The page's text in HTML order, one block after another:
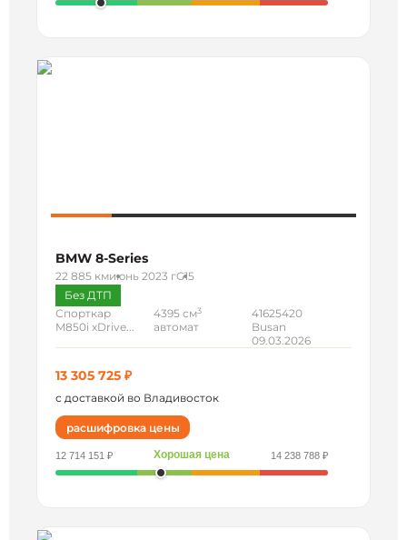
BMW 8-Series
22 885 кмиюнь 2023 гG15
Без ДТП
Спорткар
M850i xDrive...
4395 см3
автомат
41625420
Busan
09.03.2026
13 305 725 ₽
с доставкой во Владивосток
расшифровка цены
12 714 151 ₽ Хорошая цена 14 238 788 ₽